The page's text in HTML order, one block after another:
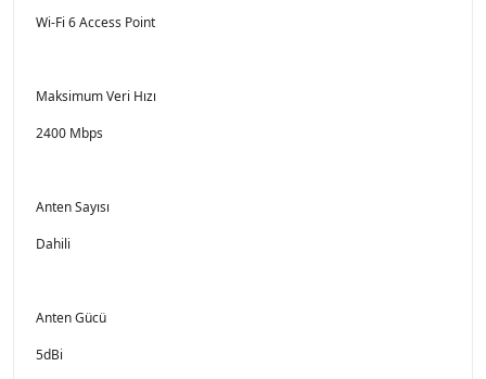
Wi-Fi 6 Access Point
Maksimum Veri Hızı
2400 Mbps
Anten Sayısı
Dahili
Anten Gücü
5dBi